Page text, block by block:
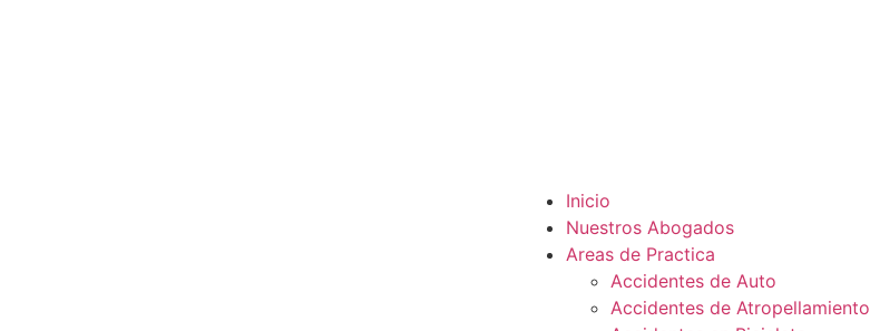
Inicio
Nuestros Abogados
Areas de Practica
Accidentes de Auto
Accidentes de Atropellamiento